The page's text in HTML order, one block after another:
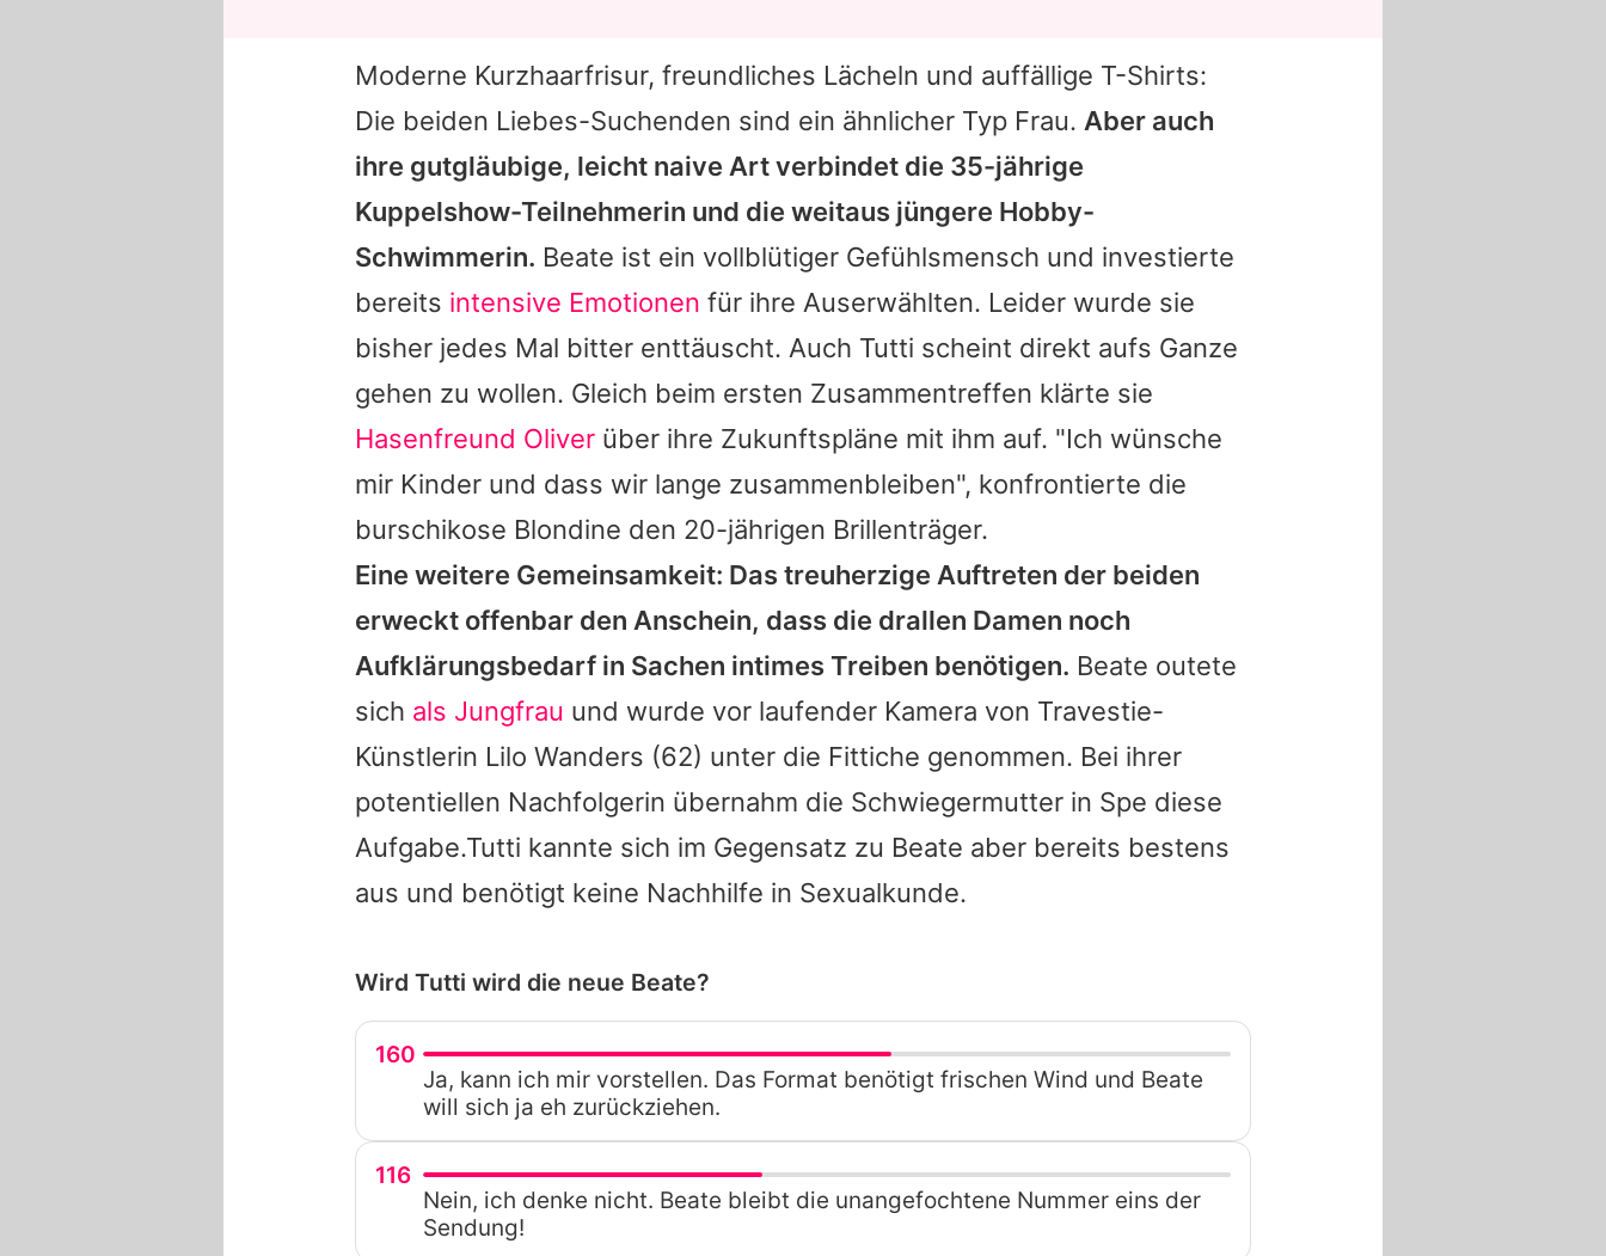
Moderne Kurzhaarfrisur, freundliches Lächeln und auffällige T-Shirts:
Die beiden Liebes-Suchenden sind ein ähnlicher Typ Frau. Aber auch
ihre gutgläubige, leicht naive Art verbindet die 35-jährige
Kuppelshow-Teilnehmerin und die weitaus jüngere Hobby-
Schwimmerin. Beate ist ein vollblütiger Gefühlsmensch und investierte
bereits intensive Emotionen für ihre Auserwählten. Leider wurde sie
bisher jedes Mal bitter enttäuscht. Auch Tutti scheint direkt aufs Ganze
gehen zu wollen. Gleich beim ersten Zusammentreffen klärte sie
Hasenfreund Oliver über ihre Zukunftspläne mit ihm auf. "Ich wünsche
mir Kinder und dass wir lange zusammenbleiben", konfrontierte die
burschikose Blondine den 20-jährigen Brillenträger.
Eine weitere Gemeinsamkeit: Das treuherzige Auftreten der beiden
erweckt offenbar den Anschein, dass die drallen Damen noch
Aufklärungsbedarf in Sachen intimes Treiben benötigen. Beate outete
sich als Jungfrau und wurde vor laufender Kamera von Travestie-
Künstlerin Lilo Wanders (62) unter die Fittiche genommen. Bei ihrer
potentiellen Nachfolgerin übernahm die Schwiegermutter in Spe diese
Aufgabe.Tutti kannte sich im Gegensatz zu Beate aber bereits bestens
aus und benötigt keine Nachhilfe in Sexualkunde.
Wird Tutti wird die neue Beate?
160
Ja, kann ich mir vorstellen. Das Format benötigt frischen Wind und Beate
will sich ja eh zurückziehen.
116
Nein, ich denke nicht. Beate bleibt die unangefochtene Nummer eins der
Sendung!